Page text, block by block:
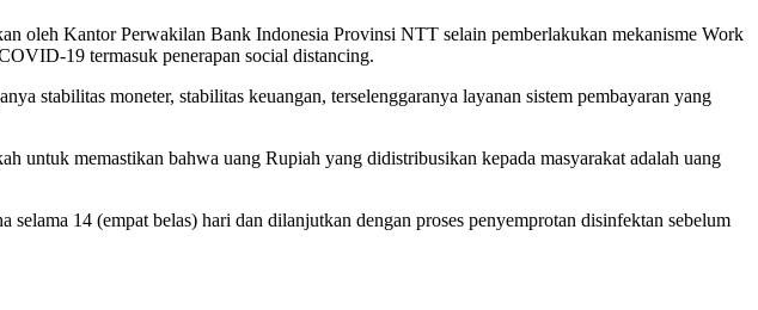
oleh Kantor Perwakilan Bank Indonesia Provinsi NTT selain pemberlakukan mekanisme Work
19 termasuk penerapan social distancing.
stabilitas moneter, stabilitas keuangan, terselenggaranya layanan sistem pembayaran yang
memastikan bahwa uang Rupiah yang didistribusikan kepada masyarakat adalah uang
14 (empat belas) hari dan dilanjutkan dengan proses penyemprotan disinfektan sebelum